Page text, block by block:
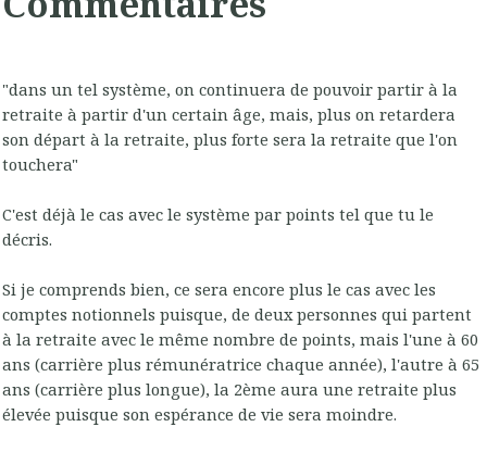
"dans un tel système, on continuera de pouvoir partir à la
retraite à partir d'un certain âge, mais, plus on retardera
son départ à la retraite, plus forte sera la retraite que l'on
touchera"
C'est déjà le cas avec le système par points tel que tu le
décris.
Si je comprends bien, ce sera encore plus le cas avec les
comptes notionnels puisque, de deux personnes qui partent
à la retraite avec le même nombre de points, mais l'une à 60
ans (carrière plus rémunératrice chaque année), l'autre à 65
ans (carrière plus longue), la 2ème aura une retraite plus
élevée puisque son espérance de vie sera moindre.